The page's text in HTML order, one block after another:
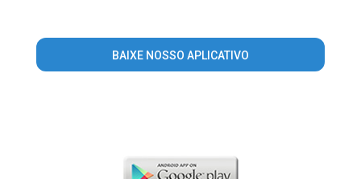
BAIXE NOSSO APLICATIVO